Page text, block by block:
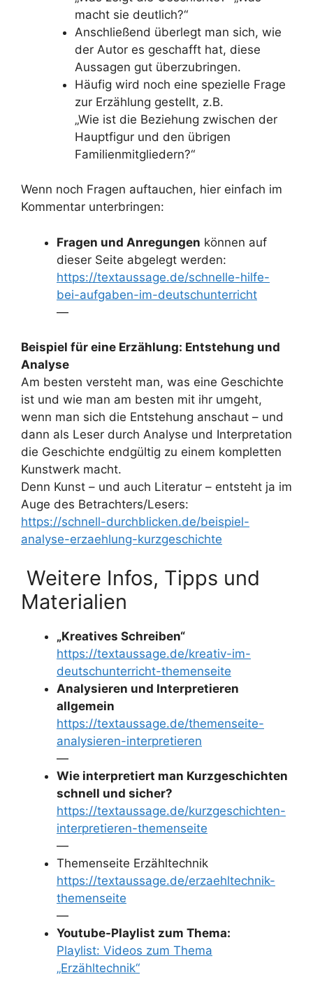
macht sie deutlich?“
Anschließend überlegt man sich, wie
der Autor es geschafft hat, diese
Aussagen gut überzubringen.
Häufig wird noch eine spezielle Frage
zur Erzählung gestellt, z.B.
„Wie ist die Beziehung zwischen der
Hauptfigur und den übrigen
Familienmitgliedern?“
Wenn noch Fragen auftauchen, hier einfach im
Kommentar unterbringen:
Fragen und Anregungen können auf
dieser Seite abgelegt werden:
https://textaussage.de/schnelle-hilfe-
bei-aufgaben-im-deutschunterricht
—
Beispiel für eine Erzählung: Entstehung und
Analyse
Am besten versteht man, was eine Geschichte
ist und wie man am besten mit ihr umgeht,
wenn man sich die Entstehung anschaut – und
dann als Leser durch Analyse und Interpretation
die Geschichte endgültig zu einem kompletten
Kunstwerk macht.
Denn Kunst – und auch Literatur – entsteht ja im
Auge des Betrachters/Lesers:
https://schnell-durchblicken.de/beispiel-
analyse-erzaehlung-kurzgeschichte
Weitere Infos, Tipps und
Materialien
„Kreatives Schreiben“
https://textaussage.de/kreativ-im-
deutschunterricht-themenseite
Analysieren und Interpretieren
allgemein
https://textaussage.de/themenseite-
analysieren-interpretieren
—
Wie interpretiert man Kurzgeschichten
schnell und sicher?
https://textaussage.de/kurzgeschichten-
interpretieren-themenseite
—
Themenseite Erzähltechnik
https://textaussage.de/erzaehltechnik-
themenseite
—
Youtube-Playlist zum Thema:
Playlist: Videos zum Thema
„Erzähltechnik“